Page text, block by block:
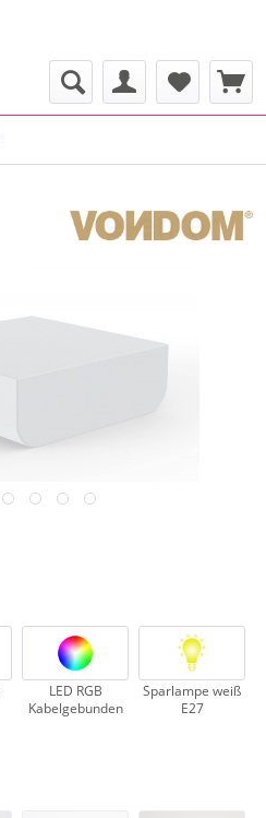
LED RGB
Kabelgebunden
Sparlampe weiß
E27